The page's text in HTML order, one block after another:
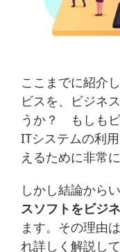
ここまでに紹介
ビスを、ビジネ
うか？ もしもビ
ITシステムの利
えるために非常
しかし結論からい
スソフトをビジ
ます。その理由
れ詳しく解説して